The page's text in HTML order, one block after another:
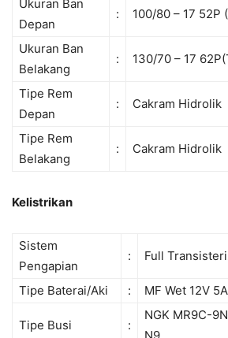
Ukuran Ban
Depan
: 100/80 – 17 52P
Ukuran Ban
Belakang
: 130/70 – 17
Tipe Rem
Depan
: Cakram Hidrolik
Tipe Rem
Belakang
: Cakram Hidrolik
Kelistrikan
Sistem
Pengapian
: Full
Tipe Baterai/Aki : MF Wet 12V
Tipe Busi :
NGK MR9C-